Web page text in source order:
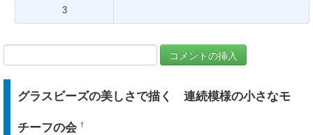
3
グラスビーズの美しさで描く 連続模様の小さなモ
チーフの会†